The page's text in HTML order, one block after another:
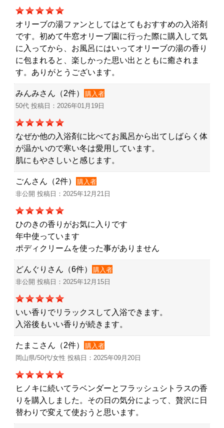
オリーブの湯ファンとしてはとてもおすすめの入浴剤
です。初めて牛窓オリーブ園に行った際に購入して気
に入ってから、お風呂にはいってオリーブの湯の香り
に包まれると、楽しかった思い出とともに癒されま
す。ありがとうございます。
みんみさん（2件）
購入者
50代 投稿日：2026年01月19日
なぜか他の入浴剤に比べてお風呂から出てしばらく体
が温かいので寒い冬は愛用しています。
肌にもやさしいと感じます。
ごんさん（2件）
購入者
非公開 投稿日：2025年12月21日
ひのきの香りがお気に入りです
年中使っています
ポディクリームを使った事がありません
どんぐりさん（6件）
購入者
非公開 投稿日：2025年12月15日
いい香りでリラックスして入浴できます。
入浴後もいい香りが続きます。
たまこさん（2件）
購入者
岡山県/50代/女性 投稿日：2025年09月20日
ヒノキに続いてラベンダーとフラッシュシトラスの香
りを購入しました。その日の気分によって、贅沢に日
替わりで変えて使おうと思います。